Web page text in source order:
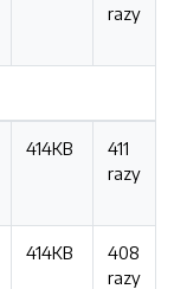
razy
414KB
411
razy
414KB
408
razy